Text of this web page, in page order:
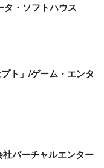
・ソフトハウス
ト」/ゲーム・エンタ
バーチャルエンター